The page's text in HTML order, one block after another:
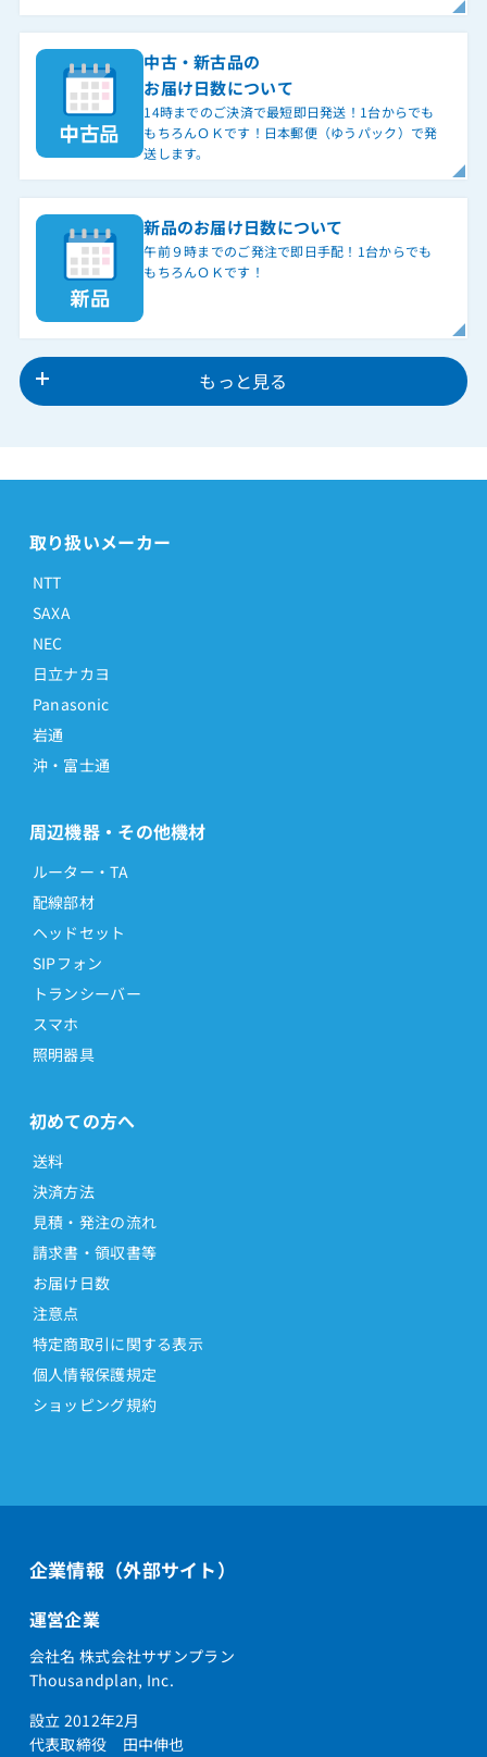
中古・新古品の
お届け日数について
14時までのご決済で最短即日発送！1台からでも
もちろんＯＫです！日本郵便（ゆうパック）で発
送します。
新品のお届け日数について
午前９時までのご発注で即日手配！1台からでも
もちろんＯＫです！
もっと見る
取り扱いメーカー
NTT
SAXA
NEC
日立ナカヨ
Panasonic
岩通
沖・富士通
周辺機器・その他機材
ルーター・TA
配線部材
ヘッドセット
SIPフォン
トランシーバー
スマホ
照明器具
初めての方へ
送料
決済方法
見積・発注の流れ
請求書・領収書等
お届け日数
注意点
特定商取引に関する表示
個人情報保護規定
ショッピング規約
企業情報（外部サイト）
運営企業
会社名 株式会社サザンプラン
Thousandplan, Inc.
設立 2012年2月
代表取締役 田中伸也